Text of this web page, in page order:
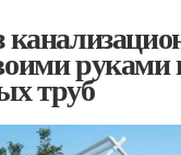
руками
труб